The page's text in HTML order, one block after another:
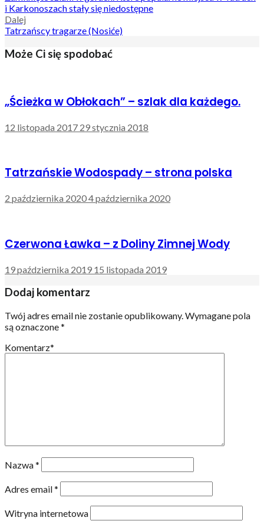
wpisu
i Karkonoszach stały się niedostępne
Dalej
Tatrzańscy tragarze (Nosiće)
Może Ci się spodobać
„Ścieżka w Obłokach” – szlak dla każdego.
12 listopada 2017 29 stycznia 2018
Tatrzańskie Wodospady – strona polska
2 października 20204 października 2020
Czerwona Ławka – z Doliny Zimnej Wody
19 października 2019 15 listopada 2019
Dodaj komentarz
Twój adres email nie zostanie opublikowany.Wymagane pola
są oznaczone*
Komentarz*
Nazwa*
Adres email*
Witryna internetowa